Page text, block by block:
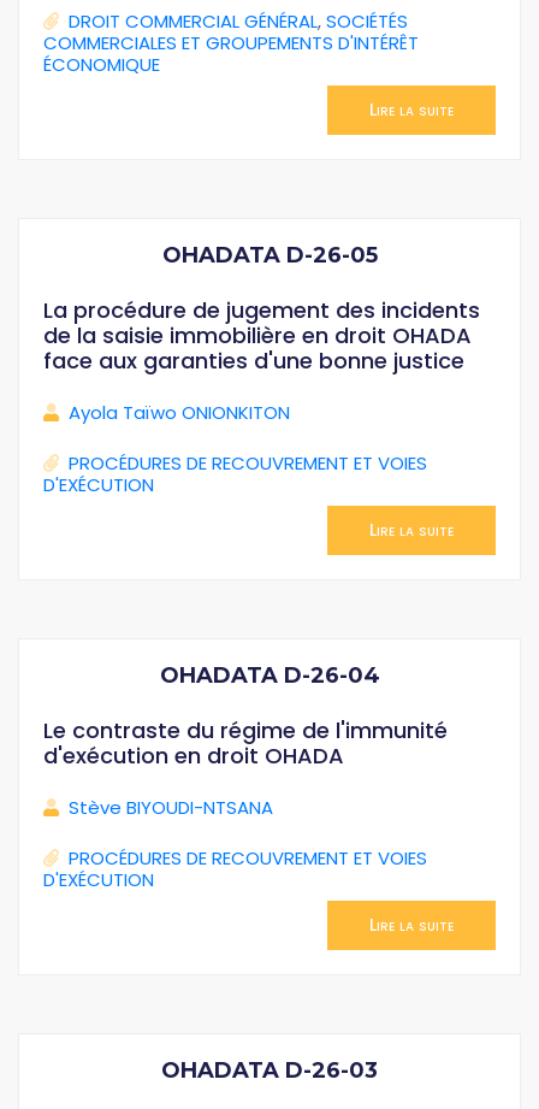
DROIT COMMERCIAL GÉNÉRAL,SOCIÉTÉS
COMMERCIALES ET GROUPEMENTS D'INTÉRÊT
ÉCONOMIQUE
Lire la suite
OHADATA D-26-05
La procédure de jugement des incidents
de la saisie immobilière en droit OHADA
face aux garanties d'une bonne justice
Ayola Taïwo ONIONKITON
PROCÉDURES DE RECOUVREMENT ET VOIES
D'EXÉCUTION
Lire la suite
OHADATA D-26-04
Le contraste du régime de l'immunité
d'exécution en droit OHADA
Stève BIYOUDI-NTSANA
PROCÉDURES DE RECOUVREMENT ET VOIES
D'EXÉCUTION
Lire la suite
OHADATA D-26-03